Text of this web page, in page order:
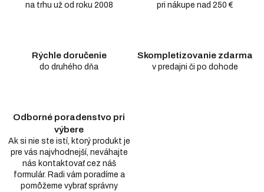
na trhu už od roku 2008 pri nákupe nad 250 €
Rýchle doručenie
do druhého dňa
Skompletizovanie zdarma
v predajni či po dohode
Odborné poradenstvo pri
výbere
Ak si nie ste istí, ktorý produkt je
pre vás najvhodnejší, neváhajte
nás kontaktovať cez náš
formulár. Radi vám poradíme a
pomôžeme vybrať správny